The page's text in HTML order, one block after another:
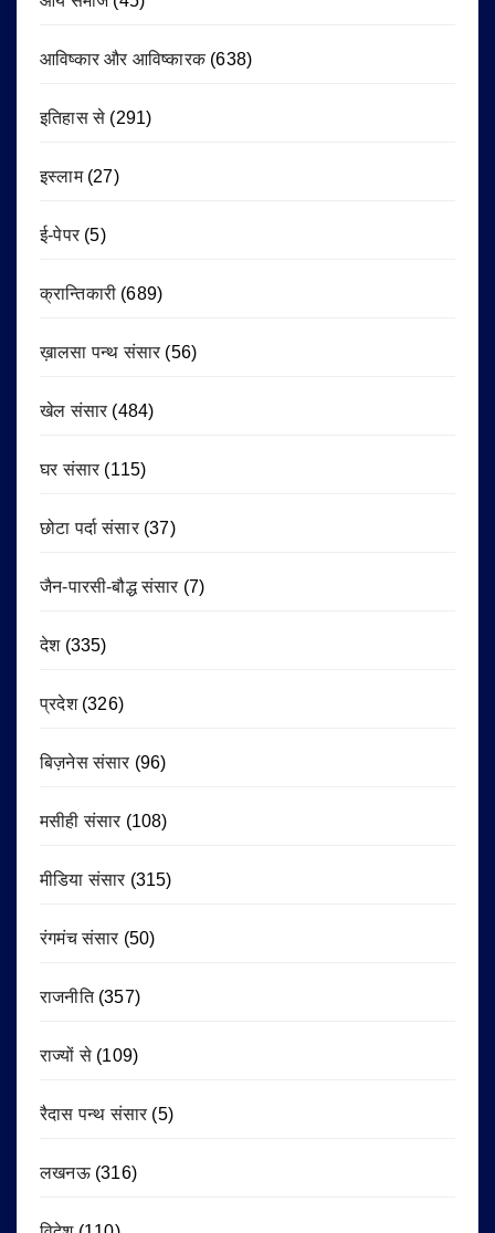
आविष्कार और आविष्कारक(638)
इतिहास से (291)
इस्लाम(27)
ई-पेपर (5)
क्रान्तिकारी (689)
ख़ालसा पन्थ संसार (56)
खेल संसार (484)
घर संसार (115)
छोटा पर्दा संसार(37)
जैन-पारसी-बौद्ध संसार (7)
देश(335)
प्रदेश(326)
बिज़नेस संसार (96)
मसीही संसार (108)
मीडिया संसार (315)
रंगमंच संसार (50)
राजनीति(357)
राज्यों से (109)
रैदास पन्थ संसार (5)
लखनऊ(316)